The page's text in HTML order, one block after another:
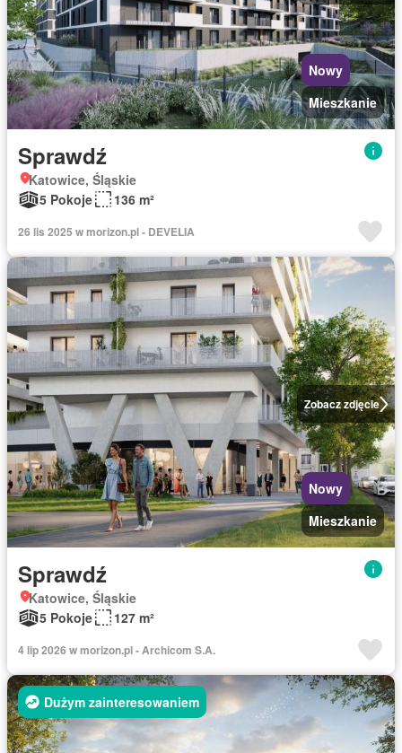
Nowy
Mieszkanie
Sprawdź
Katowice, Śląskie
5 Pokoje
136 m²
26 lis 2025 w morizon.pl - DEVELIA
Zobacz zdjęcie
Nowy
Mieszkanie
Sprawdź
Katowice, Śląskie
5 Pokoje
127 m²
4 lip 2026 w morizon.pl - Archicom S.A.
Dużym zainteresowaniem